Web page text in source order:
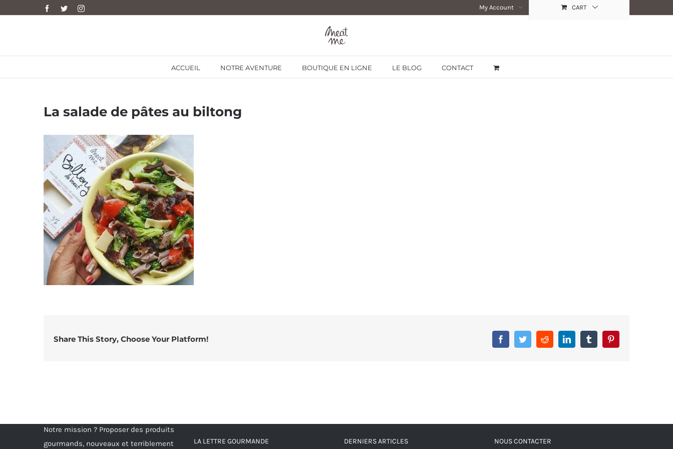
FacebookTwitterInstagram My Account CART
ACCUEIL NOTRE AVENTURE BOUTIQUE EN LIGNE LE BLOG CONTACT
La salade de pâtes au biltong
Share This Story, Choose Your Platform! FacebookTwitterRedditLinkedInTumblr
Notre mission ? Proposer des produits
gourmands, nouveaux et terriblement
LA LETTRE GOURMANDE DERNIERS ARTICLES NOUS CONTACTER